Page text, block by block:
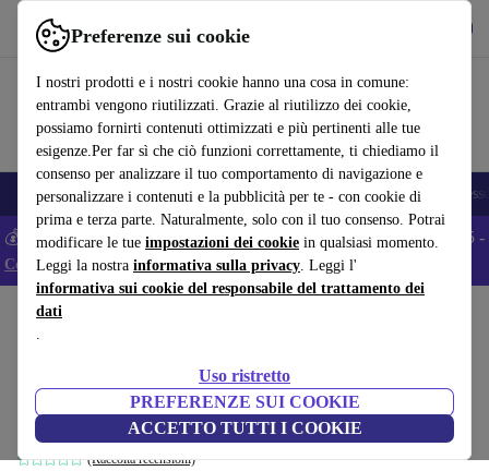
Preferenze sui cookie
I nostri prodotti e i nostri cookie hanno una cosa in comune:
entrambi vengono riutilizzati. Grazie al riutilizzo dei cookie,
possiamo fornirti contenuti ottimizzati e più pertinenti alle tue
esigenze.Per far sì che ciò funzioni correttamente, ti chiediamo il
consenso per analizzare il tuo comportamento di navigazione e
personalizzare i contenuti e la pubblicità per te - con cookie di
prima e terza parte. Naturalmente, solo con il tuo consenso. Potrai
modificare le tue impostazioni dei cookie in qualsiasi momento.
Leggi la nostra informativa sulla privacy. Leggi l'
informativa sui cookie del responsabile del trattamento dei
dati
.
Uso ristretto
PREFERENZE SUI COOKIE
ACCETTO TUTTI I COOKIE
Usa refurbed in modo rapido e semplice
🎒 Back to school Smartphone Portatili Tablet Smartwatch
💰 Extra -5% su tutti gli smartphone Android - Codice: ANDROID5 -
Condizioni
Home
100 Contemporary Wood Buildings
Multilingue
bianco
(Raccolta recensioni)